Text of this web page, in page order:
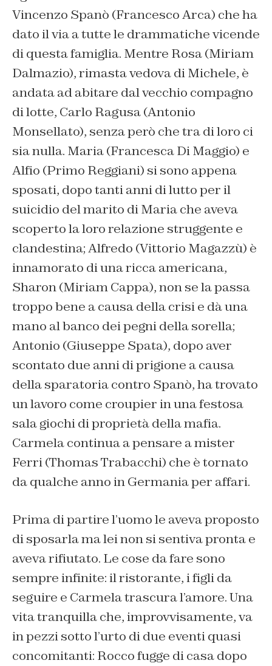
Vincenzo Spanò (Francesco Arca) che ha
dato il via a tutte le drammatiche vicende
di questa famiglia. Mentre Rosa (Miriam
Dalmazio), rimasta vedova di Michele, è
andata ad abitare dal vecchio compagno
di lotte, Carlo Ragusa (Antonio
Monsellato), senza però che tra di loro ci
sia nulla. Maria (Francesca Di Maggio) e
Alfio (Primo Reggiani) si sono appena
sposati, dopo tanti anni di lutto per il
suicidio del marito di Maria che aveva
scoperto la loro relazione struggente e
clandestina; Alfredo (Vittorio Magazzù) è
innamorato di una ricca americana,
Sharon (Miriam Cappa), non se la passa
troppo bene a causa della crisi e dà una
mano al banco dei pegni della sorella;
Antonio (Giuseppe Spata), dopo aver
scontato due anni di prigione a causa
della sparatoria contro Spanò, ha trovato
un lavoro come croupier in una festosa
sala giochi di proprietà della mafia.
Carmela continua a pensare a mister
Ferri (Thomas Trabacchi) che è tornato
da qualche anno in Germania per affari.
Prima di partire l’uomo le aveva proposto
di sposarla ma lei non si sentiva pronta e
aveva rifiutato. Le cose da fare sono
sempre infinite: il ristorante, i figli da
seguire e Carmela trascura l’amore. Una
vita tranquilla che, improvvisamente, va
in pezzi sotto l’urto di due eventi quasi
concomitanti: Rocco fugge di casa dopo